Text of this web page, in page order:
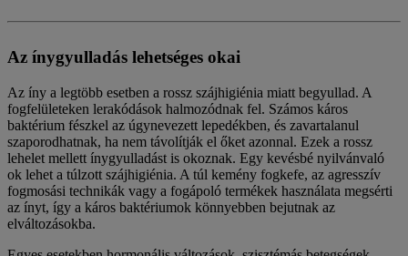
Az ínygyulladás lehetséges okai
Az íny a legtöbb esetben a rossz szájhigiénia miatt begyullad. A
fogfelületeken lerakódások halmozódnak fel. Számos káros
baktérium fészkel az úgynevezett lepedékben, és zavartalanul
szaporodhatnak, ha nem távolítják el őket azonnal. Ezek a rossz
lehelet mellett ínygyulladást is okoznak. Egy kevésbé nyilvánvaló
ok lehet a túlzott szájhigiénia. A túl kemény fogkefe, az agresszív
fogmosási technikák vagy a fogápoló termékek használata megsérti
az ínyt, így a káros baktériumok könnyebben bejutnak az
elváltozásokba.